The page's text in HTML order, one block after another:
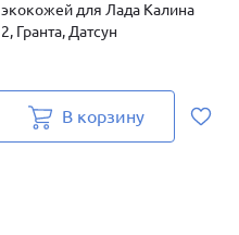
экокожей для Лада Калина
2, Гранта, Датсун
В корзину